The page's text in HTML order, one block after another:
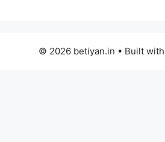
© 2026 betiyan.in • Built with